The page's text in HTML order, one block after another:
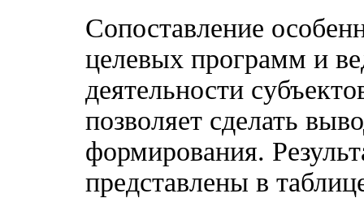
Сопоставление
целевых программ и
деятельности
позволяет сделать
формирования.
представлены в